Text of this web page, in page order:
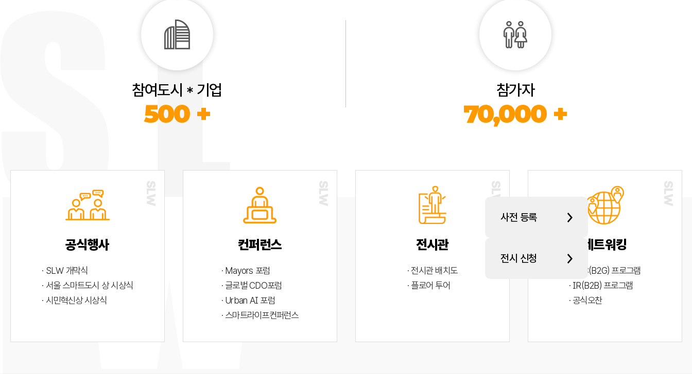
사전 등록
전시 신청
참여도시 * 기업
500 +
참가자
70,000 +
공식행사
· SLW 개막식
· 서울 스마트도시 상 시상식
· 시민혁신상 시상식
컨퍼런스
· Mayors 포럼
· 글로벌 CDO포럼
· Urban AI 포럼
· 스마트라이프컨퍼런스
전시관
· 전시관 배치도
· 플로어 투어
네트워킹
· PYC(B2G) 프로그램
· IR(B2B) 프로그램
· 공식오찬